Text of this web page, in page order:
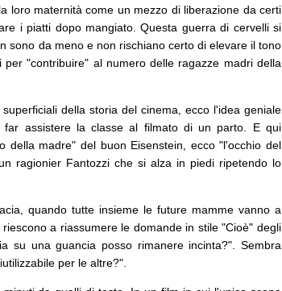
loro maternità come un mezzo di liberazione da certi
i piatti dopo mangiato. Questa guerra di cervelli si
sono da meno e non rischiano certo di elevare il tono
"contribuire" al numero delle ragazze madri della
della storia del cinema, ecco l'idea geniale
assistere la classe al filmato di un parto. E qui
della madre" del buon Eisenstein, ecco "l'occhio del
ragionier Fantozzi che si alza in piedi ripetendo lo
quando tutte insieme le future mamme vanno a
a riassumere le domande in stile "Cioè" degli
una guancia posso rimanere incinta?". Sembra
per le altre?".